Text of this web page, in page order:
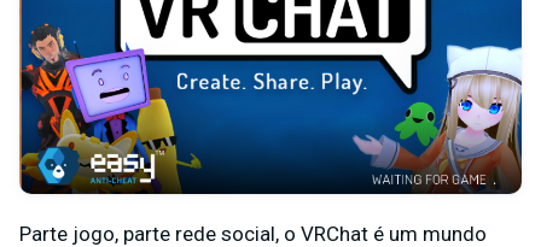
Parte jogo, parte rede social, o VRChat é um mundo